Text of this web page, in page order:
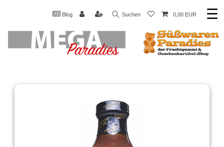
Blog Suchen 0,00 EUR ☰